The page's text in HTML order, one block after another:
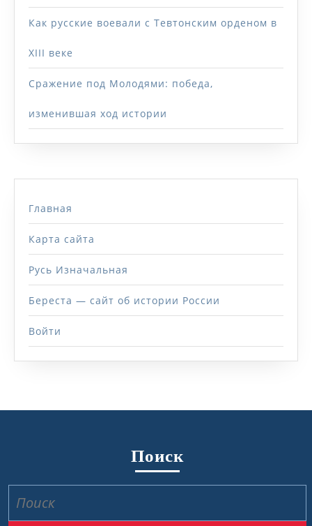
Как русские воевали с Тевтонским орденом в
XIII веке
Сражение под Молодями: победа,
изменившая ход истории
Главная
Карта сайта
Русь Изначальная
Береста — сайт об истории России
Войти
Поиск